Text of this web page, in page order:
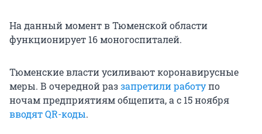
На данный момент в Тюменской области
функционирует 16 моногоспиталей.
Тюменские власти усиливают коронавирусные
меры. В очередной раззапретили работупо
ночам предприятиям общепита, а с 15 ноября
вводят QR-коды.